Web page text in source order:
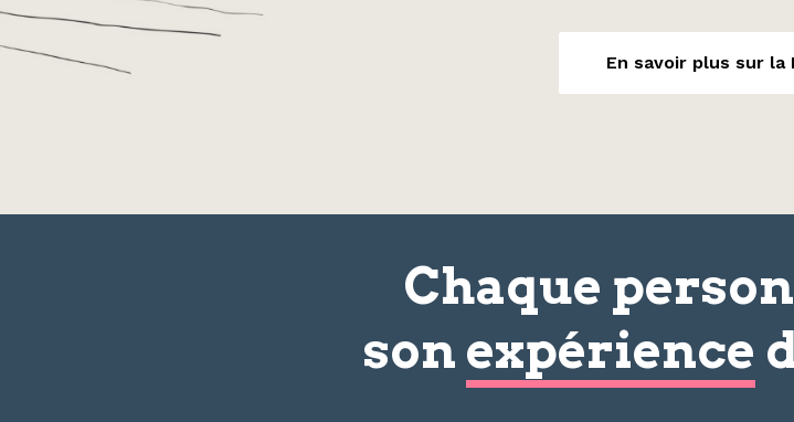
En savoir plus sur la
Chaque
son expérience